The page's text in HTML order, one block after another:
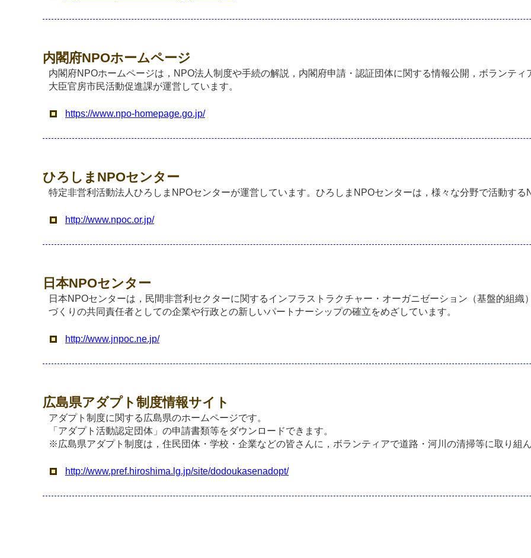
内閣府NPOホームページ
内閣府NPOホームページは，NPO法人制度や手続の解説，内閣府申請・認証団体に関する情報公開，ボランテ
大臣官房市民活動促進課が運営しています。
https://www.npo-homepage.go.jp/
ひろしまNPOセンター
特定非営利活動法人ひろしまNPOセンターが運営しています。ひろしまNPOセンターは，様々な分野で活動する
http://www.npoc.or.jp/
日本NPOセンター
日本NPOセンターは，民間非営利セクターに関するインフラストラクチャー・オーガニゼーション（基盤的組
づくりの共同責任者としての企業や行政との新しいパートナーシップの確立をめざしています。
http://www.jnpoc.ne.jp/
広島県アダプト制度情報サイト
アダプト制度に関する広島県のホームページです。
「アダプト活動認定団体」の申請書類等をダウンロードできます。
※広島県アダプト制度は，住民団体・学校・企業などの皆さんに，ボランティアで道路・河川の清掃等に取り組
http://www.pref.hiroshima.lg.jp/site/dodoukasenadopt/